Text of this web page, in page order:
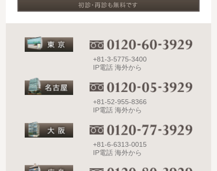
+81-3-5775-3400
IP電話 海外から
+81-52-955-8366
IP電話 海外から
+81-6-6313-0015
IP電話 海外から